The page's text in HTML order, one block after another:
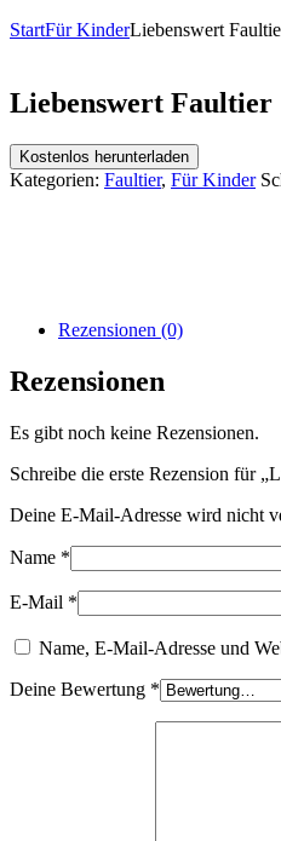
StartFür KinderLiebenswert
Liebenswert Faultier
Kostenlos herunterladen
Kategorien: Faultier, Für Kinder
Rezensionen (0)
Rezensionen
Es gibt noch keine Rezensionen.
Schreibe die erste Rezension für
Deine E-Mail-Adresse wird nicht
Name *
E-Mail *
Name, E-Mail-Adresse und
Deine Bewertung *